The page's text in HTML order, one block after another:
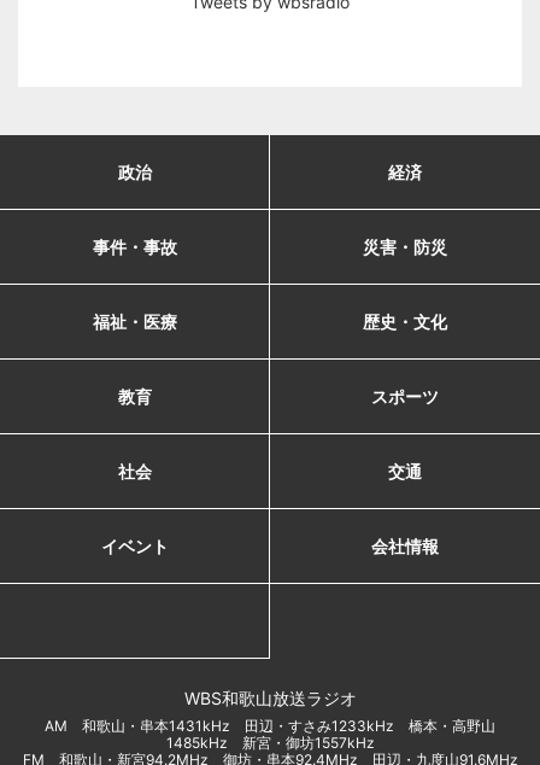
政治 経済
事件・事故 災害・防災
福祉・医療 歴史・文化
教育 スポーツ
社会 交通
イベント 会社情報
WBS和歌山放送ラジオ
AM 和歌山・串本1431kHz 田辺・すさみ1233kHz 橋本・高野山
1485kHz 新宮・御坊1557kHz
FM 和歌山・新宮94.2MHz 御坊・串本92.4MHz 田辺・九度山91.6MHz